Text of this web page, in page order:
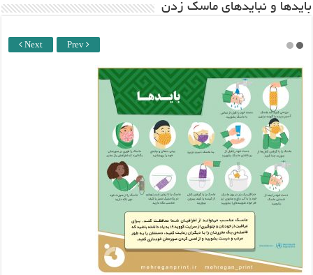
باید‌ها و نبایدهای ماسک زدن
Next Prev